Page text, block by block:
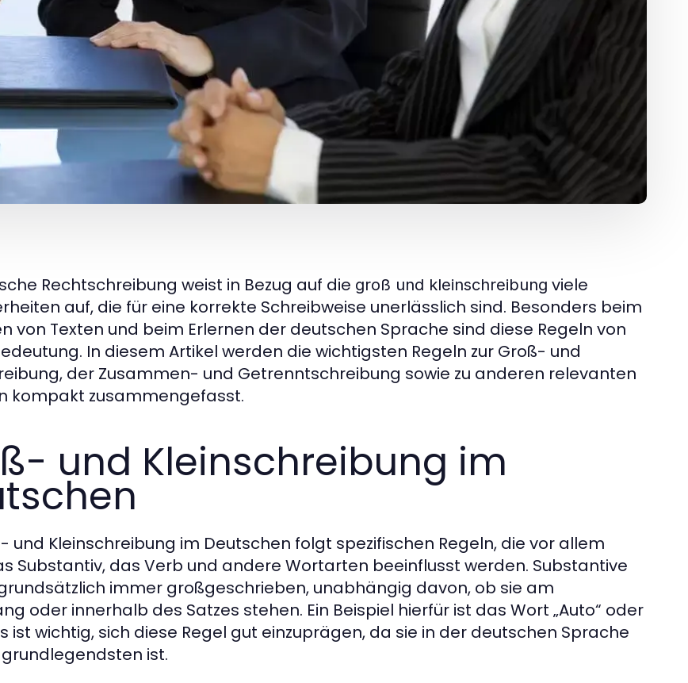
Rechtschreibung weist in Bezug auf die groß und kleinschreibung viele
auf, die für eine korrekte Schreibweise unerlässlich sind. Besonders beim
von Texten und beim Erlernen der deutschen Sprache sind diese Regeln von
In diesem Artikel werden die wichtigsten Regeln zur Groß- und
der Zusammen- und Getrenntschreibung sowie zu anderen relevanten
kompakt zusammengefasst.
und Kleinschreibung im
und Kleinschreibung im Deutschen folgt spezifischen Regeln, die vor allem
Substantiv, das Verb und andere Wortarten beeinflusst werden. Substantive
immer großgeschrieben, unabhängig davon, ob sie am
oder innerhalb des Satzes stehen. Ein Beispiel hierfür ist das Wort „Auto“ oder
ist wichtig, sich diese Regel gut einzuprägen, da sie in der deutschen Sprache
ist.